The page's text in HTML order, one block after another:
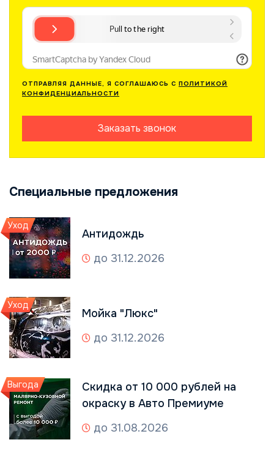
ОТПРАВЛЯЯ ДАННЫЕ, Я СОГЛАШАЮСЬ С ПОЛИТИКОЙ
КОНФИДЕНЦИАЛЬНОСТИ
Заказать звонок
Специальные предложения
Уход
Антидождь
до 31.12.2026
Уход
Мойка "Люкс"
до 31.12.2026
Выгода
Скидка от 10 000 рублей на
окраску в Авто Премиуме
до 31.08.2026